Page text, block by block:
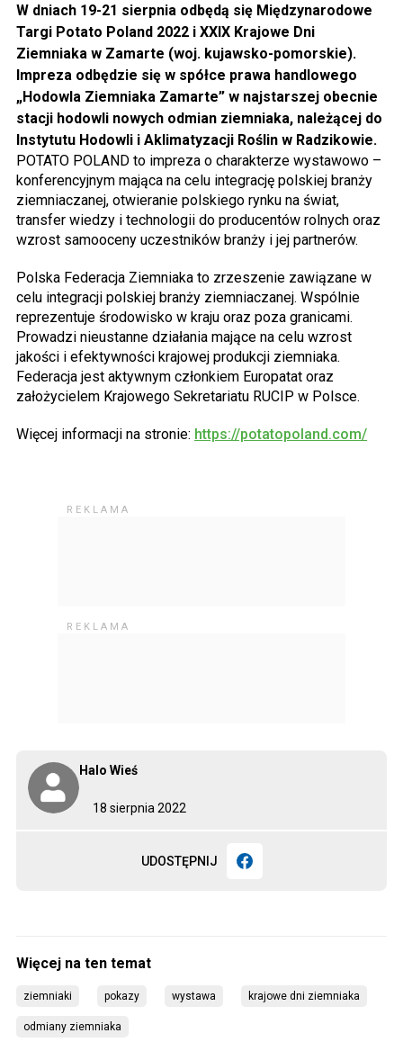
18 sierpnia 2022
Halo Wieś
UDOSTĘPNIJ
W dniach 19-21 sierpnia odbędą się Międzynarodowe
Targi Potato Poland 2022 i XXIX Krajowe Dni
Ziemniaka w Zamarte (woj. kujawsko-pomorskie).
Impreza odbędzie się w spółce prawa handlowego
„Hodowla Ziemniaka Zamarte” w najstarszej obecnie
stacji hodowli nowych odmian ziemniaka, należącej do
Instytutu Hodowli i Aklimatyzacji Roślin w Radzikowie.
POTATO POLAND to impreza o charakterze wystawowo –
konferencyjnym mająca na celu integrację polskiej branży
ziemniaczanej, otwieranie polskiego rynku na świat,
transfer wiedzy i technologii do producentów rolnych oraz
wzrost samooceny uczestników branży i jej partnerów.
Polska Federacja Ziemniaka to zrzeszenie zawiązane w
celu integracji polskiej branży ziemniaczanej. Wspólnie
reprezentuje środowisko w kraju oraz poza granicami.
Prowadzi nieustanne działania mające na celu wzrost
jakości i efektywności krajowej produkcji ziemniaka.
Federacja jest aktywnym członkiem Europatat oraz
założycielem Krajowego Sekretariatu RUCIP w Polsce.
Więcej informacji na stronie: https://potatopoland.com/
ziemniaki pokazy wystawa krajowe dni ziemniaka
odmiany ziemniaka